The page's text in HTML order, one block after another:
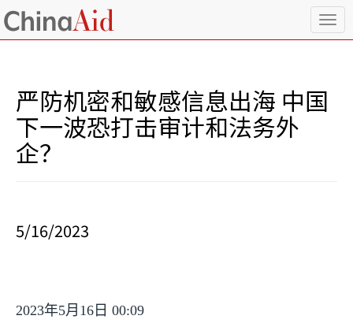
T
o
严防机密和敏感信息出海 中国
下一波恐打击审计和法务外
企？
5/16/2023
2023年5月 16 日 00:09